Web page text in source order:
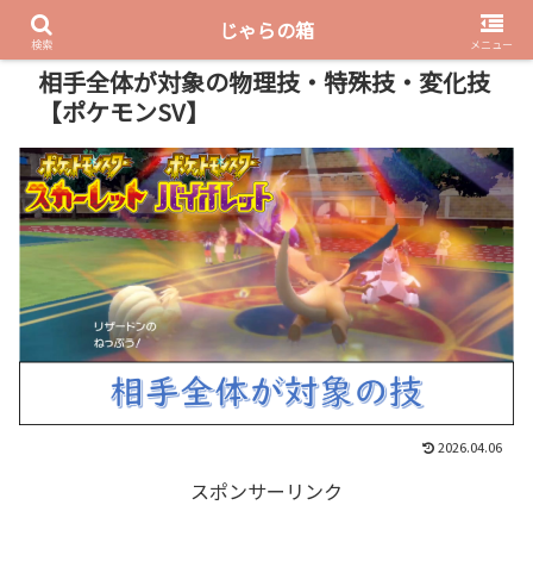
PR
相手全体が対象の物理技・特殊技・変化技
【ポケモンSV】
2026.04.06
スポンサーリンク
検索
じゃらの箱
メニュー